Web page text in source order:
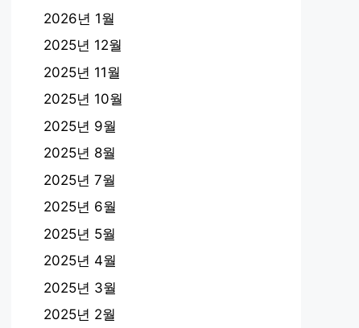
2026년 1월
2025년 12월
2025년 11월
2025년 10월
2025년 9월
2025년 8월
2025년 7월
2025년 6월
2025년 5월
2025년 4월
2025년 3월
2025년 2월